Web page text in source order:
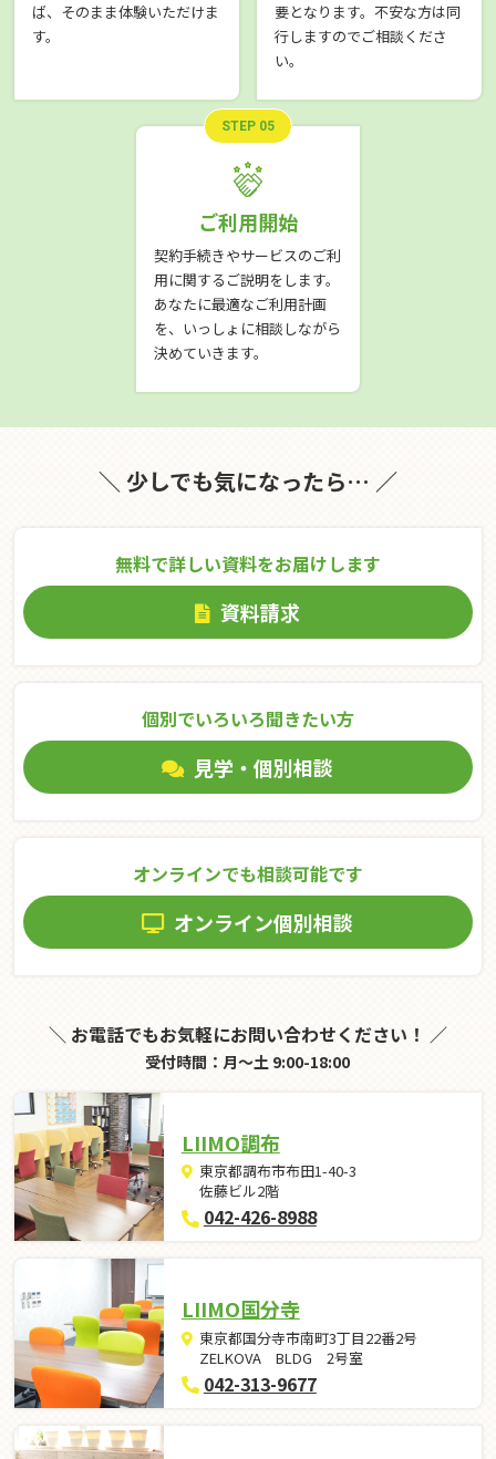
ば、そのまま体験いただけま
す。
要となります。不安な方は同
行しますのでご相談くださ
い。
STEP 05
ご利用開始
契約手続きやサービスのご利
用に関するご説明をします。
あなたに最適なご利用計画
を、いっしょに相談しながら
決めていきます。
＼ 少しでも気になったら… ／
無料で詳しい資料をお届けします
資料請求
個別でいろいろ聞きたい⽅
見学・個別相談
オンラインでも相談可能です
オンライン個別相談
＼ お電話でもお気軽にお問い合わせください！ ／
受付時間：月～土 9:00-18:00
LIIMO調布
東京都調布市布田1-40-3
佐藤ビル2階
042-426-8988
LIIMO国分寺
東京都国分寺市南町3丁目22番2号
ZELKOVA BLDG 2号室
042-313-9677